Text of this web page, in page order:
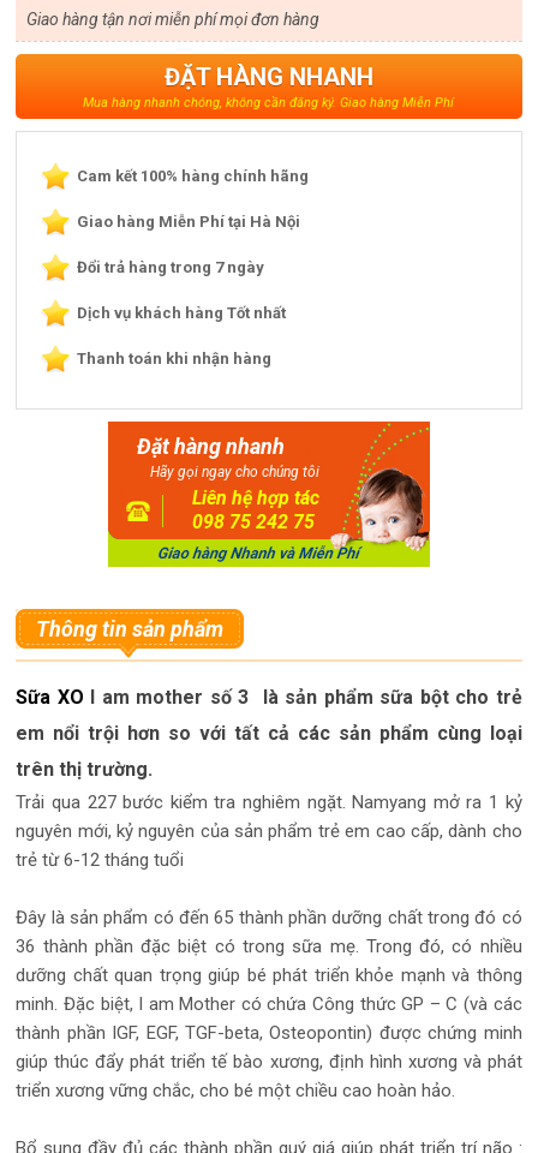
Giao hàng tận nơi miễn phí mọi đơn hàng
ĐẶT HÀNG NHANH
Mua hàng nhanh chóng, không cần đăng ký. Giao hàng Miễn Phí
Cam kết 100% hàng chính hãng
Giao hàng Miễn Phí tại Hà Nội
Đổi trả hàng trong 7 ngày
Dịch vụ khách hàng Tốt nhất
Thanh toán khi nhận hàng
Đặt hàng nhanh
Hãy gọi ngay cho chúng tôi
Liên hệ hợp tác
098 75 242 75
Thông tin sản phẩm
Sữa XO I am mother số 3 là sản phẩm sữa bột cho trẻ
em nổi trội hơn so với tất cả các sản phẩm cùng loại
trên thị trường.
Trải qua 227 bước kiểm tra nghiêm ngặt. Namyang mở ra 1 kỷ
nguyên mới, kỷ nguyên của sản phẩm trẻ em cao cấp, dành cho
trẻ từ 6-12 tháng tuổi
Đây là sản phẩm có đến 65 thành phần dưỡng chất trong đó có
36 thành phần đặc biệt có trong sữa mẹ. Trong đó, có nhiều
dưỡng chất quan trọng giúp bé phát triển khỏe mạnh và thông
minh. Đặc biệt, I am Mother có chứa Công thức GP – C (và các
thành phần IGF, EGF, TGF-beta, Osteopontin) được chứng minh
giúp thúc đẩy phát triển tế bào xương, định hình xương và phát
triển xương vững chắc, cho bé một chiều cao hoàn hảo.
Bổ sung đầy đủ các thành phần quý giá giúp phát triển trí não :